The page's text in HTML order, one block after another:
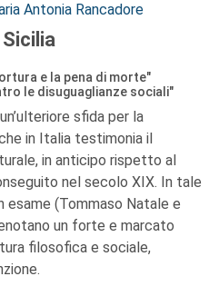
Antonia Rancadore
e la pena di morte"
le disuguaglianze sociali"
sfida per la
in Italia testimonia il
in anticipo rispetto al
nel secolo XIX. In tale
(Tommaso Natale e
un forte e marcato
filosofica e sociale,